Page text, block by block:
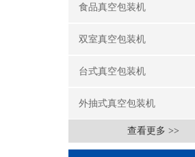
食品真空包装机
双室真空包装机
台式真空包装机
外抽式真空包装机
查看更多 >>